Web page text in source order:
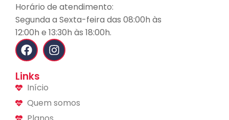
Horário de atendimento:
Segunda a Sexta-feira das 08:00h às
12:00h e 13:30h às 18:00h.
Links
Início
Quem somos